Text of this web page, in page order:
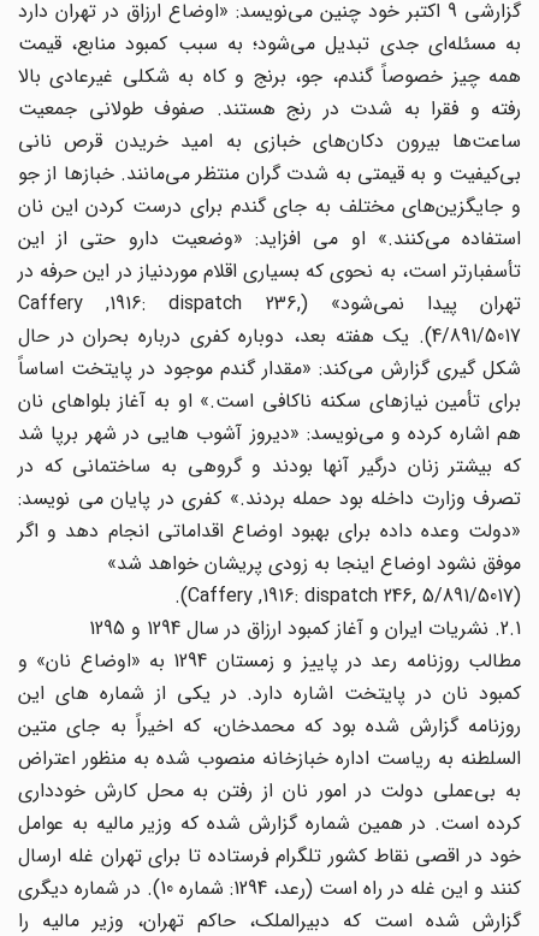
گزارشی 9 اکتبر خود چنین می‌‌نویسد: «اوضاع ارزاق در تهران دارد
به مسئله‌‌ای جدی تبدیل می‌‌شود؛ به سبب کمبود منابع، قیمت
همه چیز خصوصاً گندم، جو، برنج و کاه به شکلی غیرعادی بالا
رفته و فقرا به شدت در رنج هستند. صفوف طولانی جمعیت
ساعت‌ها ‌‌بیرون دکان‌های ‌‌خبازی به امید خریدن قرص نانی
بی‌کیفیت و به قیمتی به شدت گران منتظر می‌‌مانند. خبازها از جو
و جایگزین‌های ‌‌مختلف به جای گندم برای درست کردن این نان
استفاده می‌‌کنند.» او می افزاید: «وضعیت دارو حتی از این
تأسفبارتر است، به نحوی که بسیاری اقلام موردنیاز در این حرفه در
تهران پیدا نمی‌‌شود» (Caffery ,1916: dispatch 236,
4/891/5017). یک هفته بعد، دوباره کفری درباره بحران در حال
شکل ‌گیری گزارش می‌‌کند: «مقدار گندم موجود در پایتخت اساساً
برای تأمین نیازهای سکنه ناکافی است.» او به آغاز بلواهای نان
هم اشاره کرده و می‌‌نویسد: «دیروز آشوب‌ هایی در شهر برپا شد
که بیشتر زنان درگیر آنها بودند و گروهی به ساختمانی که در
تصرف وزارت داخله بود حمله بردند.» کفری در پایان می‌‌ نویسد:
«دولت وعده داده برای بهبود اوضاع اقداماتی انجام دهد و اگر
موفق نشود اوضاع اینجا به زودی پریشان خواهد شد»
2.1. نشریات ایران و آغاز کمبود ارزاق در سال 1294 و 1295
مطالب روزنامه رعد در پاییز و زمستان 1294 به «اوضاع نان» و
کمبود نان در پایتخت اشاره دارد. در یکی از شماره های این
روزنامه گزارش شده بود که محمدخان، که اخیراً به جای متین
السلطنه به ریاست اداره خبازخانه منصوب شده به منظور اعتراض
به بی‌عملی دولت در امور نان از رفتن به محل کارش خودداری
کرده است. در همین شماره گزارش شده که وزیر مالیه به عوامل
خود در اقصی نقاط کشور تلگرام فرستاده تا برای تهران غله ارسال
کنند و این غله در راه است (رعد، 1294: شماره 10). در شماره دیگری
گزارش شده است که دبیرالملک، حاکم تهران، وزیر مالیه را